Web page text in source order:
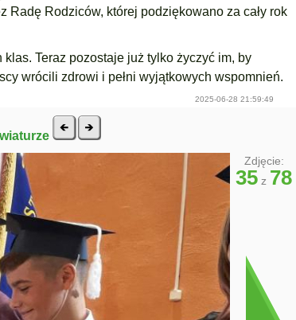
Radę Rodziców, której podziękowano za cały rok
Teraz pozostaje już tylko życzyć im, by
wrócili zdrowi i pełni wyjątkowych wspomnień.
2025-06-28 21:59:49
Zdjęcie:
35 z 78